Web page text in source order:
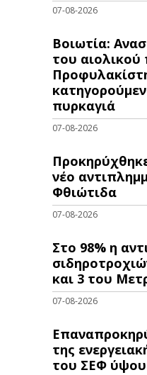
07-08-2026
Βοιωτία:
του αιολικού
πυρκαγιά
07-08-2026
νέo
Φθιώτιδα
07-08-2026
Στο 98% η
και 3 του
07-08-2026
της
του ΣΕΦ